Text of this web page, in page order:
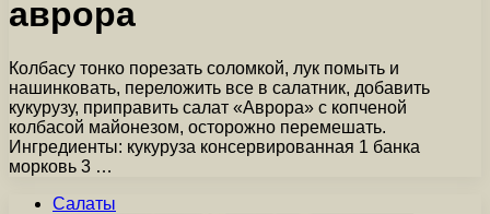
аврора
Колбасу тонко порезать соломкой, лук помыть и
нашинковать, переложить все в салатник, добавить
кукурузу, приправить салат «Аврора» с копченой
колбасой майонезом, осторожно перемешать.
Ингредиенты: кукуруза консервированная 1 банка
морковь 3 …
Салаты